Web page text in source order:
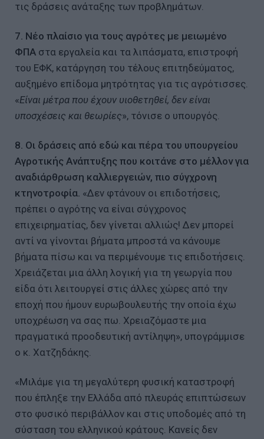
τις δράσεις ανάταξης των προβλημάτων.
7. Νέο πλαίσιο για τους αγρότες με μειωμένο
ΦΠΑ στα εργαλεία και τα λιπάσματα, επιστροφή
του ΕΦΚ, κατάργηση του τέλους επιτηδεύματος,
αυξημένο επίδομα μητρότητας για τις αγρότισσες.
«Είναι μέτρα που έχουν υιοθετηθεί, δεν είναι
υποσχέσεις και θεωρίες», τόνισε ο υπουργός.
8. Οι δράσεις από εδώ και πέρα του υπουργείου
Αγροτικής Ανάπτυξης που κοιτάνε στο μέλλον για
αναδιάρθρωση καλλιεργειών, πιο σύγχρονη
κτηνοτροφία. «Δεν φτάνουν οι επιδοτήσεις,
πρέπει ο αγρότης να είναι σύγχρονος
επιχειρηματίας, δεν γίνεται αλλιώς! Δεν μπορεί
αντί να γίνονται βήματα μπροστά να κάνουμε
βήματα πίσω και να περιμένουμε τις επιδοτήσεις.
Χρειάζεται μια άλλη λογική για τη γεωργία που
είδα ότι λειτουργεί στις άλλες χώρες από την
εποχή που ήμουν ευρωβουλευτής την οποία έχω
υποχρέωση να σας πω. Χρειαζόμαστε μια
πραγματικά προοδευτική αντίληψη», υπογράμμισε
ο κ. Χατζηδάκης.
«Μιλάμε για τη μεγαλύτερη φυσική καταστροφή
που έπληξε την Ελλάδα από πλευράς επιπτώσεων
στο φυσικό περιβάλλον και στις υποδομές από τη
σύσταση του ελληνικού κράτους. Κανείς δεν